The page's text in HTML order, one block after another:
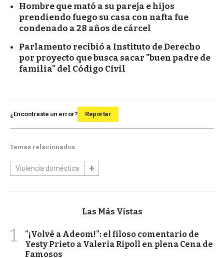
Hombre que mató a su pareja e hijos
prendiendo fuego su casa con nafta fue
condenado a 28 años de cárcel
Parlamento recibió a Instituto de Derecho
por proyecto que busca sacar "buen padre de
familia" del Código Civil
¿Encontraste un error? Reportar
Temas relacionados
Violencia doméstica
Las Más Vistas
1
"¡Volvé a Adeom!": el filoso comentario de
Yesty Prieto a Valeria Ripoll en plena Cena de
Famosos